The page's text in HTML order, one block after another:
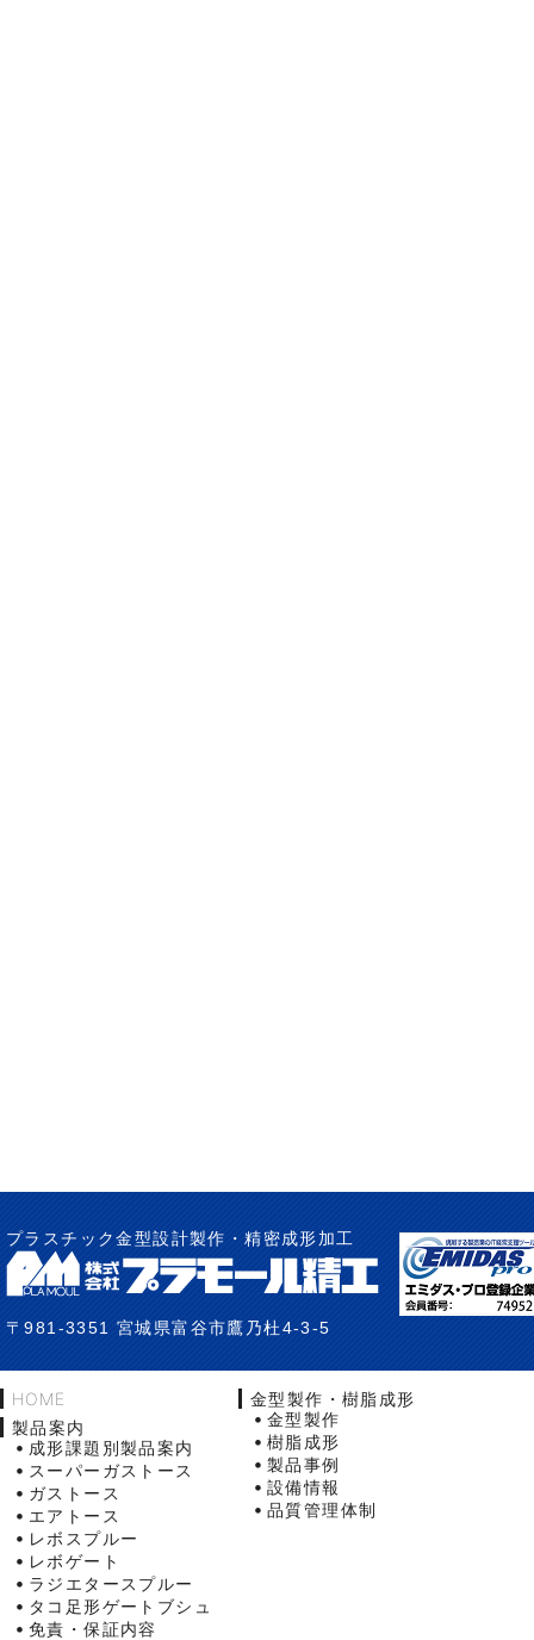
プラスチック金型設計製作・精密成形加工
〒981-3351 宮城県富谷市鷹乃杜4-3-5
HOME
製品案内
成形課題別製品案内
スーパーガストース
ガストース
エアトース
レボスプルー
レボゲート
ラジエタースプルー
タコ足形ゲートブシュ
免責・保証内容
金型製作・樹脂成形
金型製作
樹脂成形
製品事例
設備情報
品質管理体制